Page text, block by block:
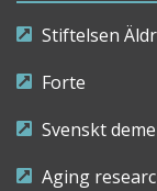
Stiftelsen
Forte
Svenskt
Aging